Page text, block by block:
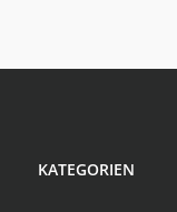
KATEGORIEN